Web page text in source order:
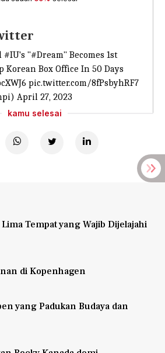
#IU's "#Dream" Becomes 1st
Korean Box Office In 50 Days
pic.twitter.com/8fPsbyhRF7
April 27, 2023
kamu selesai
Tempat yang Wajib Dijelajahi
di Kopenhagen
yang Padukan Budaya dan